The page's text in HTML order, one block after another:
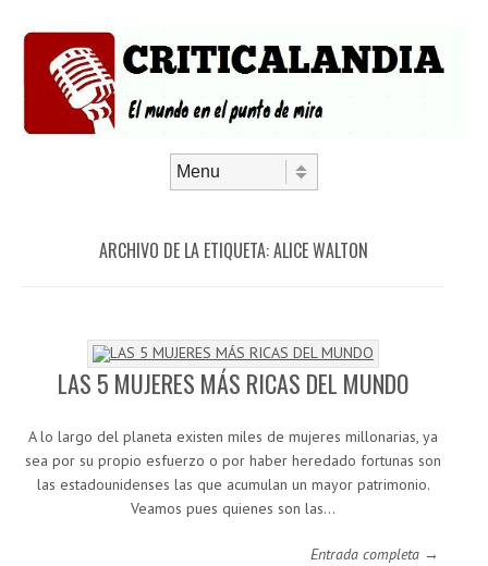
ARCHIVO DE LA ETIQUETA:ALICE WALTON
LAS 5 MUJERES MÁS RICAS DEL MUNDO
A lo largo del planeta existen miles de mujeres millonarias, ya
sea por su propio esfuerzo o por haber heredado fortunas son
las estadounidenses las que acumulan un mayor patrimonio.
Veamos pues quienes son las…
Entrada completa →